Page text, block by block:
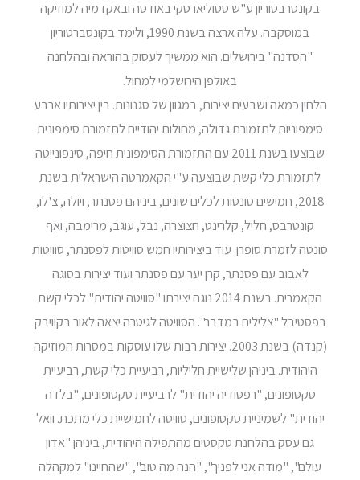
בקונסרבטוריון ע"ש סטוליארסקי באודסה ובאקדמיה למוזיקה
במוסקבה. עלה ארצה בשנת 1990, ולימד בקונסברטוריון
"הסדנה" בירושלים. הוא ממשיך לעסוק בהוראה ובהלחנה
באולפן הירושלמי למחול.
הלחין כמאה ושבעים יצירות, במגוון של סגנונות. בין יצירותיו ארבע
סימפוניות לתזמורת גדולה, מחולות יהודיים לתזמורת סימפונית
שבוצעו בשנת 2011 עם התזמורת הסימפונית חיפה, סינפונייטה
לתזמורת כלי קשת שבוצעה ע"י הקאמרטה הישראלית בשנת
2018, חמישים סונטות לכלים שונים, ביניהם פסנתר, ויולה, צ'לו,
קונטרבס, חליל, קלרינט, חצוצרה, נבל, עוגב, מרימבה, ואף
סונטה לזמרת סופרן. עוד ביצירותיו חמש סוויטות לפסנתר, סוויטות
לאבוב עם פסנתר, קרן יער עם פסנתר ועוד יצירות בסוגה
הקאמרית. בשנת 2014 נוגה יצירתו "סוויטה יהודית" לכלי קשת
בפסטיבל "צלילים במדבר". הסוויטה לגיטרה יצאה לאור בקוויבק
(קנדה) בשנת 2003. יצירות רבות שלו עוסקות במסרות המוזיקה
היהודית. ביניהן שלישיית חליליות, רביעיית כלי קשת, רביעיית
סקסופונים, "רפסודיה יהודית" לרביעיית סקסופונים, "בלדה
יהודית" לשמיניית סקסופונים, סוויטה לחמישיית כלי מתכת. וואל
גם עסק בהלחנת טקסטים מהתפילה היהודית, ביניהן "אדון
עולם", "מודה אני לפניך", "הנה מה טוב", "שהחיינו" למקהלה